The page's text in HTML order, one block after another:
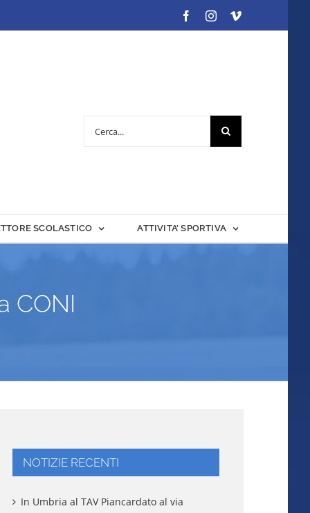
FacebookInstagramVimeo
SCOLASTICO ATTIVITA’ SPORTIVA
CONI
NOTIZIE RECENTI
In Umbria al TAV Piancardato al via